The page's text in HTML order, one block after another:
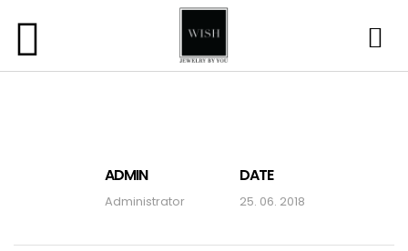
ADMIN
Administrator
DATE
25. 06. 2018